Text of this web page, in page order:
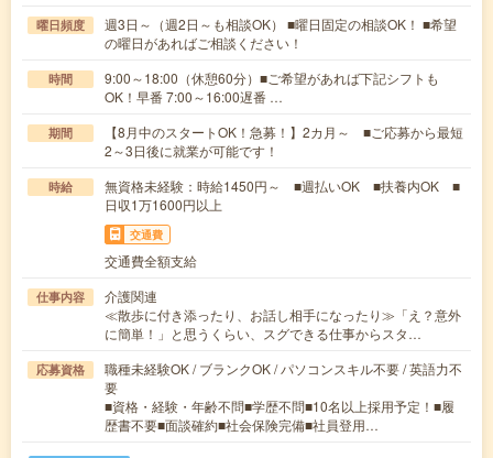
曜日頻度
週3日～（週2日～も相談OK） ■曜日固定の相談OK！ ■希望
の曜日があればご相談ください！
時間
9:00～18:00（休憩60分）■ご希望があれば下記シフトも
OK！早番 7:00～16:00遅番 …
期間
【8月中のスタートOK！急募！】2カ月～ ■ご応募から最短
2～3日後に就業が可能です！
時給
無資格未経験：時給1450円～ ■週払いOK ■扶養内OK ■
日収1万1600円以上
交通費
交通費全額支給
仕事内容
介護関連
≪散歩に付き添ったり、お話し相手になったり≫「え？意外
に簡単！」と思うくらい、スグできる仕事からスタ…
応募資格
職種未経験OK / ブランクOK / パソコンスキル不要 / 英語力不
要
■資格・経験・年齢不問■学歴不問■10名以上採用予定！■履
歴書不要■面談確約■社会保険完備■社員登用…